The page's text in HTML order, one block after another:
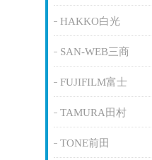
HAKKO白光
SAN-WEB三商
FUJIFILM富士
TAMURA田村
TONE前田